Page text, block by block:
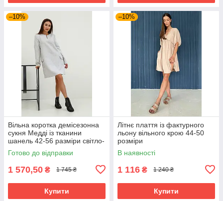
–10%
Вільна коротка демісезонна
сукня Медді із тканини
шанель 42-56 разміри світло-
сіра
Готово до відправки
1 570,50 ₴ 1 745 ₴
Купити
–10%
Літнє плаття із фактурного
льону вільного крою 44-50
розміри
В наявності
1 116 ₴ 1 240 ₴
Купити